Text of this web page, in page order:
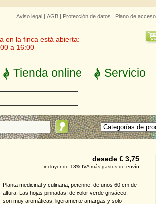
Aviso legal | AGB | Protección de datos | Plano de acceso
en la finca está abierta:
a 16:00
Tienda online Servicio
desede € 3,75
incluyendo 13% IVA más gastos de envío
Planta medicinal y culinaria, perenne, de unos 60 cm de
altura. Las hojas pinnadas, de color verde grisáceo,
son muy aromáticas, ligeramente amargas y solo